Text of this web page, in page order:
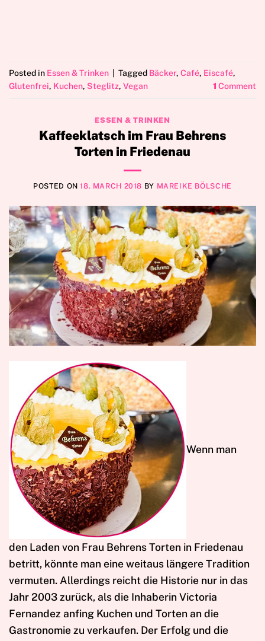
Posted in Essen & Trinken Tagged Bäcker, Café, Eiscafé,
Glutenfrei, Kuchen, Steglitz, Vegan 1 Comment
ESSEN & TRINKEN
Kaffeeklatsch im Frau Behrens
Torten in Friedenau
POSTED ON18. MARCH 2018 BY MAREIKE BÖLSCHE
Wenn man
den Laden von Frau Behrens Torten in Friedenau
betritt, könnte man eine weitaus längere Tradition
vermuten. Allerdings reicht die Historie nur in das
Jahr 2003 zurück, als die Inhaberin Victoria
Fernandez anfing Kuchen und Torten an die
Gastronomie zu verkaufen. Der Erfolg und die